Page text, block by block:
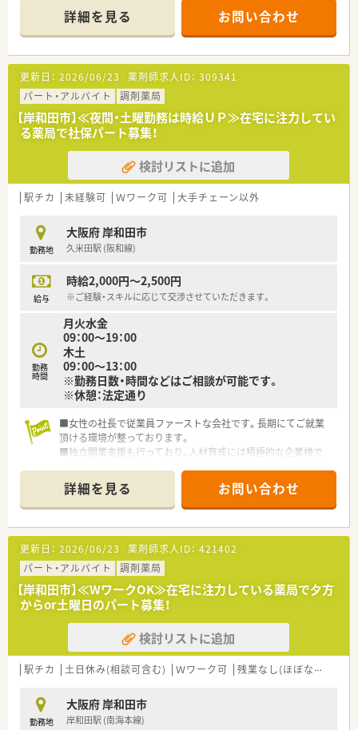
いません！
■代表者は、60代女性社長様で働きながら3人の子育てを経験さ
れております為、女性薬剤師様の働き方については、ライフイベ
ントに合わせてご相談して頂けます。
■社長のお人柄で当法人様へ入社される方が非常に多いのも特
徴です。
■出店形態はマンツーマン型が多く、患者様のご家族各世代から
処方箋を応需する地域密着型の薬局です。
■エリア制を取られており、各エリアにマネージャーを配置！何
かあった際にもサポートして頂ける安心も体制です。
◇在宅業務について◇
■在宅業務にも積極的に取り組んでおられ、在宅チームを作り全
店で統一して在宅業務のノウハウを生かせるよう取り組まれて
■口コミを聞いてお願いしたい！と社名を名指しする施設様から
の要望が多いので、施設様との関係性も非常に良好です。
■往診同行・カンファレンス等のご経験も積んで頂けます♪
■2022年現在、全店舗で約200施設対応！
■病院門前の綺麗な薬局です◎
■平日/18：00、土/13:00までの開局で働きやすい環境です♪
■在宅業務にも注力されていらっしゃいます！
┗事務センターを配置し、在宅報告書等の事務作業を減らす取り
組みを始められている店舗です。
詳細を見る お問い合わせ
更新日： 2026/06/23 薬剤師求人ID： 309341
パート・アルバイト
調剤薬局
【岸和田市】≪夜間・土曜勤務は時給ＵＰ≫在宅に注力してい
る薬局で社保パート募集！
検討リストに追加
駅チカ 未経験可 Ｗワーク可 大手チェーン以外
勤務地
大阪府 岸和田市
久米田駅 (阪和線)
給与
時給2,000円～2,500円
※ご経験・スキルに応じて交渉させていただきます。
勤務
時間
月火水金
09：00～19：00
木土
09：00～13：00
※勤務日数・時間などはご相談が可能です。
※休憩：法定通り
■女性の社長で従業員ファーストな会社です。長期にてご就業
頂ける環境が整っております。
■独立開業支援も行っており、人材育成には積極的な企業様で
■門前の医師との関係性も良好な為、疑義照会なども行いやすい
環境です。
■医師との勉強会、食事会も定期的に開催（月1回程度）
■薬剤師の方と事務の方の関係性も良好で、働きやすい環境が整
っています。
■急病など急な事にも対応頂ける環境です。
（各店舗30分圏内の距離の為応援体制も整っています。）
■勤続年数が15年以上の方など長く勤務されている方も多いで
す。
詳細を見る お問い合わせ
更新日： 2026/06/23 薬剤師求人ID： 421402
パート・アルバイト
調剤薬局
【岸和田市】≪WワークOK≫在宅に注力している薬局で夕方
からor土曜日のパート募集！
検討リストに追加
駅チカ 土日休み(相談可含む) Ｗワーク可 残業なし(ほぼなし含む)
勤務地
大阪府 岸和田市
岸和田駅 (南海本線)